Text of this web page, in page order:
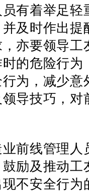
有着举足轻
及时作出提
亦要领导
的危险行为
为，减少意
导技巧，对
前线管理人
励及推动工
不安全行为